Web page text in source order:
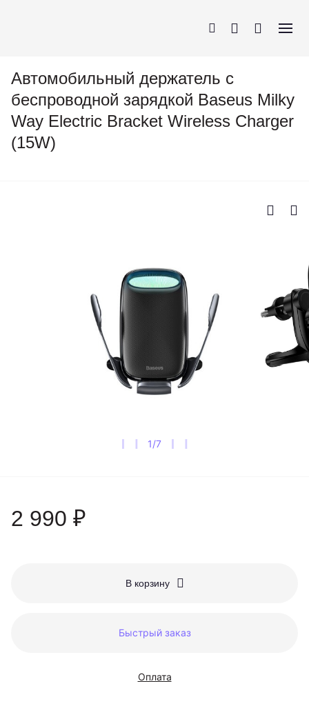
iPhone
Автомобильный держатель с
беспроводной зарядкой Baseus Milky
Way Electric Bracket Wireless Charger
(15W)
1/7
2 990 ₽
В корзину
Быстрый заказ
Оплата